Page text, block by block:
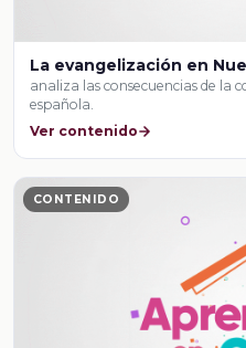
La evangelización en
analiza las consecuencias de la
española.
Ver contenido
CONTENIDO